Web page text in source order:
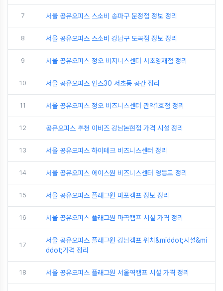
7 서울 공유오피스 스소비 송파구 문정점 정보 정리
8 서울 공유오피스 스소비 강남구 도곡점 정보 정리
9 서울 공유오피스 정오 비지니스센터 서초양재점 정리
10 서울 공유오피스 인스30 서초동 공간 정리
11 서울 공유오피스 정오 비즈니스센터 관악1호점 정리
12 공유오피스 추천 이비즈 강남논현점 가격 시설 정리
13 서울 공유오피스 하이테크 비즈니스센터 정리
14 서울 공유오피스 에이스원 비즈니스센터 영등포 정리
15 서울 공유오피스 플래그원 마포캠프 정보 정리
16 서울 공유오피스 플래그원 마곡캠프 시설 가격 정리
17
서울 공유오피스 플래그원 강남캠프 위치&middot;시설&mi
ddot;가격 정리
18 서울 공유오피스 플래그원 서울역캠프 시설 가격 정리